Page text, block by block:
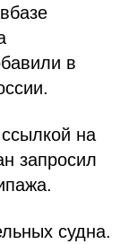
в
на
запросил
судна.